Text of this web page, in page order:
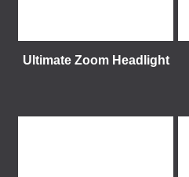
Ultimate Zoom Headlight